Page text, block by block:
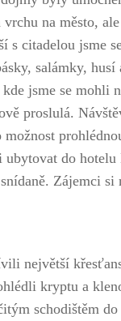
na město,
citadelou jsme
salámky, husí
jsme se mohli
proslulá.
do
Zájemci si
největší
kryptu a
schodištěm